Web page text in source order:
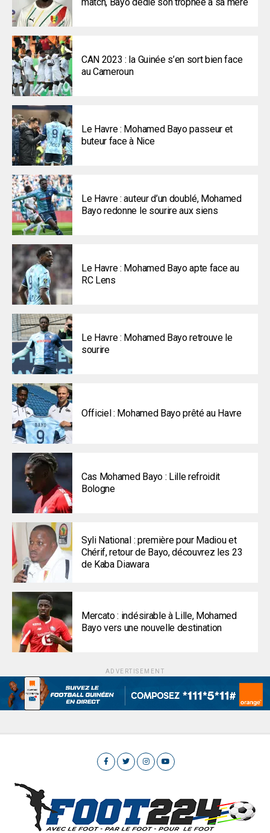
match, Bayo dédie son trophée à sa mère
CAN 2023 : la Guinée s’en sort bien face
au Cameroun
Le Havre : Mohamed Bayo passeur et
buteur face à Nice
Le Havre : auteur d’un doublé, Mohamed
Bayo redonne le sourire aux siens
Le Havre : Mohamed Bayo apte face au
RC Lens
Le Havre : Mohamed Bayo retrouve le
sourire
Officiel : Mohamed Bayo prêté au Havre
Cas Mohamed Bayo : Lille refroidit
Bologne
Syli National : première pour Madiou et
Chérif, retour de Bayo, découvrez les 23
de Kaba Diawara
Mercato : indésirable à Lille, Mohamed
Bayo vers une nouvelle destination
ADVERTISEMENT